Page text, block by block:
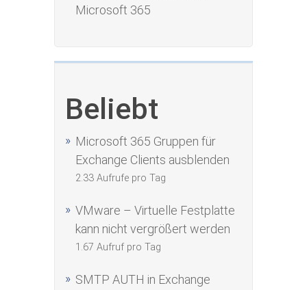
Microsoft 365
Beliebt
Microsoft 365 Gruppen für
Exchange Clients ausblenden
2.33 Aufrufe pro Tag
VMware – Virtuelle Festplatte
kann nicht vergrößert werden
1.67 Aufruf pro Tag
SMTP AUTH in Exchange